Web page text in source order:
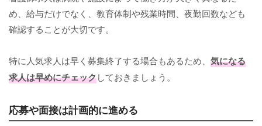
め、給与だけでなく、教育体制や残業時間、夜勤回数なども
確認することが大切です。
特に人気求人は早く募集終了する場合もあるため、 気になる
求人は早めにチェックしておきましょう。
応募や面接は計画的に進める